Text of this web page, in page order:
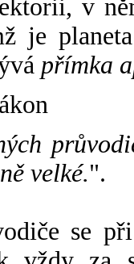
v
je
přímka
velké.".
se